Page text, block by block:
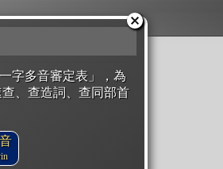
字多音審定表」，為
、查造詞、查同部首